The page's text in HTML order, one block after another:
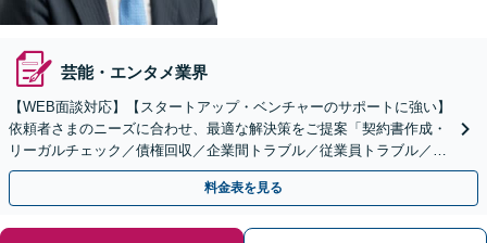
芸能・エンタメ業界
【WEB面談対応】【スタートアップ・ベンチャーのサポートに強い】
依頼者さまのニーズに合わせ、最適な解決策をご提案「契約書作成・
リーガルチェック／債権回収／企業間トラブル／従業員トラブル／不
祥事対応／事業承継／M＆Aほか」【休日・夜間相談可】
料金表を見る